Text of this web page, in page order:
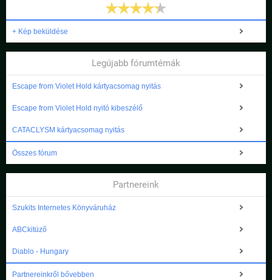
+ Kép beküldése
Legújabb fórumtémák
Escape from Violet Hold kártyacsomag nyitás
Escape from Violet Hold nyitó kibeszélő
CATACLYSM kártyacsomag nyitás
Összes fórum
Partnereink
Szukits Internetes Könyváruház
ABCkitüző
Diablo - Hungary
Partnereinkről bővebben